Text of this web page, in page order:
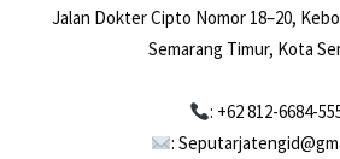
Jalan Dokter Cipto Nomor 18–20,
Semarang Timur, Kota
: +62 812-6684-
: